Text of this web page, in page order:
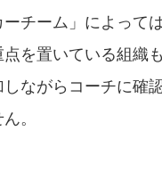
ーチーム」によって
を置いている組織
ながらコーチに確
。